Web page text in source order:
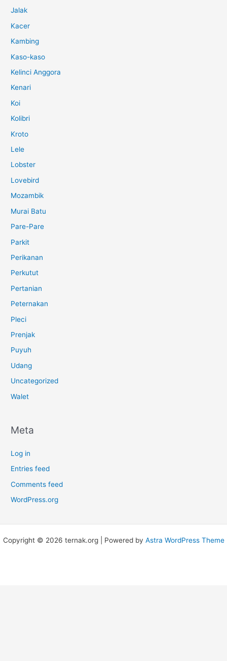
Jalak
Kacer
Kambing
Kaso-kaso
Kelinci Anggora
Kenari
Koi
Kolibri
Kroto
Lele
Lobster
Lovebird
Mozambik
Murai Batu
Pare-Pare
Parkit
Perikanan
Perkutut
Pertanian
Peternakan
Pleci
Prenjak
Puyuh
Udang
Uncategorized
Walet
Meta
Log in
Entries feed
Comments feed
WordPress.org
Copyright © 2026 ternak.org | Powered by Astra WordPress Theme